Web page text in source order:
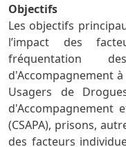
Objectifs
Les objectifs
l’impact des
fréquentation
d'Accompagnement
Usagers de
d'Accompagnement
(CSAPA), prisons,
des facteurs